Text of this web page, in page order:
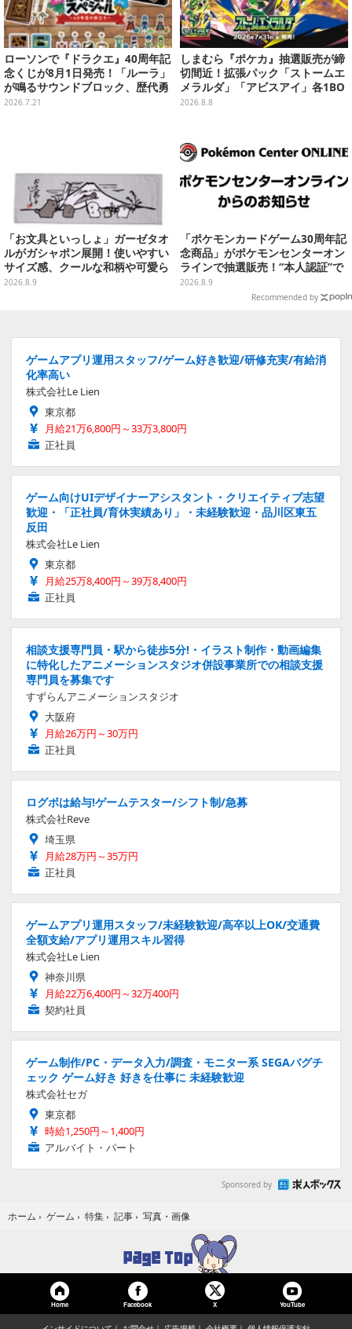
ローソンで『ドラクエ』40周年記
念くじが8月1日発売！「ルーラ」
が鳴るサウンドブロック、歴代勇
者＆スライムのフィギュアなど、
2026.7.21
しまむら『ポケカ』抽選販売が締
切間近！拡張パック「ストームエ
メラルダ」「アビスアイ」各1BO
Xをラインナップ
2026.8.8
「お文具といっしょ」ガーゼタオ
ルがガシャポン展開！使いやすい
サイズ感、クールな和柄や可愛ら
しいお寿司など全4種
2026.8.9
「ポケモンカードゲーム30周年記
念商品」がポケモンセンターオン
ラインで抽選販売！“本人認証”で
当選率アップ
2026.8.9
Recommended by
ゲームアプリ運用スタッフ/ゲーム好き歓迎/研修充実/有給消
化率高い
株式会社Le Lien
東京都
月給21万6,800円～33万3,800円
正社員
ゲーム向けUIデザイナーアシスタント・クリエイティブ志望
歓迎・「正社員/育休実績あり」・未経験歓迎・品川区東五
反田
株式会社Le Lien
東京都
月給25万8,400円～39万8,400円
正社員
相談支援専門員・駅から徒歩5分!・イラスト制作・動画編集
に特化したアニメーションスタジオ併設事業所での相談支援
専門員を募集です
すずらんアニメーションスタジオ
大阪府
月給26万円～30万円
正社員
ログボは給与!ゲームテスター/シフト制/急募
株式会社Reve
埼玉県
月給28万円～35万円
正社員
ゲームアプリ運用スタッフ/未経験歓迎/高卒以上OK/交通費
全額支給/アプリ運用スキル習得
株式会社Le Lien
神奈川県
月給22万6,400円～32万400円
契約社員
ゲーム制作/PC・データ入力/調査・モニター系 SEGAバグチ
ェック ゲーム好き 好きを仕事に 未経験歓迎
株式会社セガ
東京都
時給1,250円～1,400円
アルバイト・パート
Sponsored by
ホーム › ゲーム › 特集 › 記事 › 写真・画像
Home Facebook X YouTube